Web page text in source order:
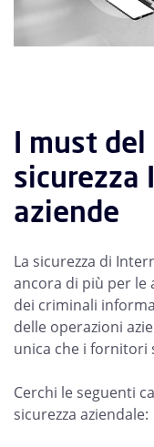
I must
sicurezza
aziende
La sicurezza di
ancora di più per le
dei criminali
delle operazioni
unica che i fornitori
Cerchi le seguenti
sicurezza aziendale: